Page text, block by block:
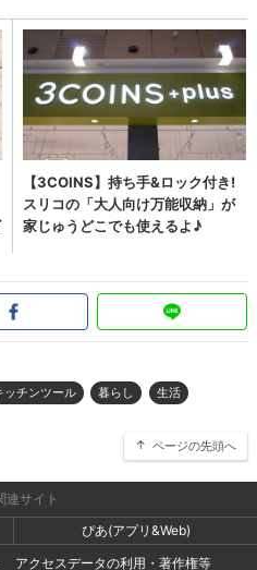
ッチンツール 暮らし 生活
ページの先頭へ
連サイト
ぴあ(アプリ&Web)
アクセスデータの利用・著作権等